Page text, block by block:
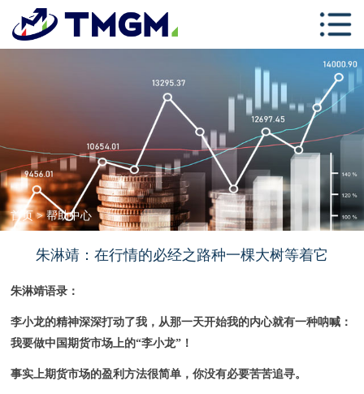
首页
学习中心
跟单社区
联系我们
首页>帮助中心
朱淋靖：在行情的必经之路种一棵大树等着它
朱淋靖语录：
李小龙的精神深深打动了我，从那一天开始我的内心就有一种呐喊：
我要做中国期货市场上的“李小龙”！
事实上期货市场的盈利方法很简单，你没有必要苦苦追寻。